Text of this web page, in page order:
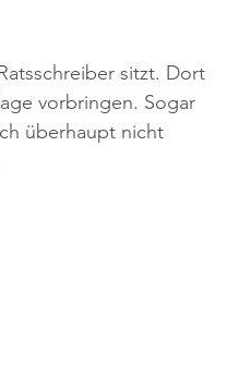
sitzt. Dort
vorbringen. Sogar
überhaupt nicht